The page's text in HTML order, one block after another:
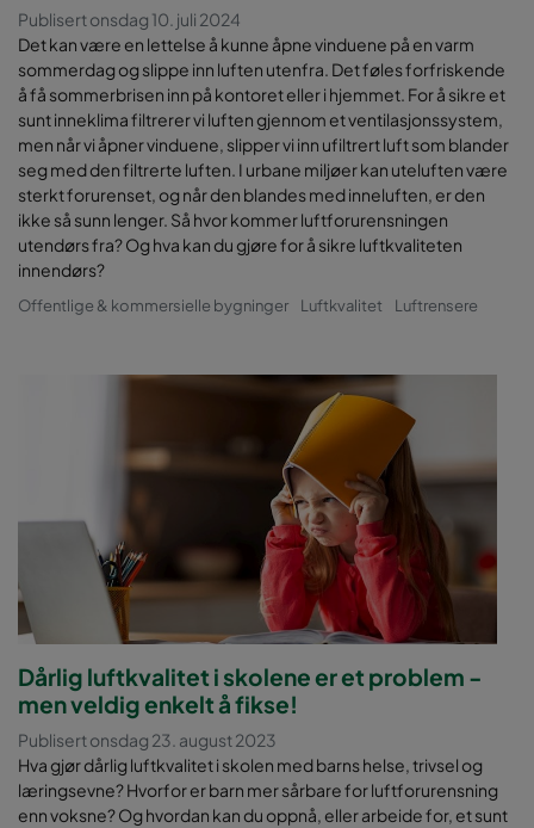
Publisert onsdag 10. juli 2024
Det kan være en lettelse å kunne åpne vinduene på en varm
sommerdag og slippe inn luften utenfra. Det føles forfriskende
å få sommerbrisen inn på kontoret eller i hjemmet. For å sikre et
sunt inneklima filtrerer vi luften gjennom et ventilasjonssystem,
men når vi åpner vinduene, slipper vi inn ufiltrert luft som blander
seg med den filtrerte luften. I urbane miljøer kan uteluften være
sterkt forurenset, og når den blandes med inneluften, er den
ikke så sunn lenger. Så hvor kommer luftforurensningen
utendørs fra? Og hva kan du gjøre for å sikre luftkvaliteten
innendørs?
Offentlige & kommersielle bygninger Luftkvalitet Luftrensere
Dårlig luftkvalitet i skolene er et problem -
men veldig enkelt å fikse!
Publisert onsdag 23. august 2023
Hva gjør dårlig luftkvalitet i skolen med barns helse, trivsel og
læringsevne? Hvorfor er barn mer sårbare for luftforurensning
enn voksne? Og hvordan kan du oppnå, eller arbeide for, et sunt